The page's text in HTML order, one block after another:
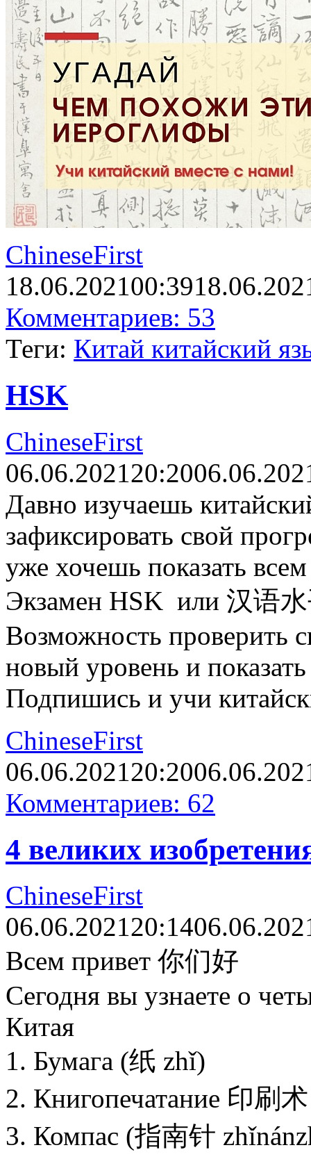
ChineseFirst
18.06.202100:39
Комментариев: 53
Теги: Китай китайский
HSK
ChineseFirst
06.06.202120:20
Давно изучаешь
зафиксировать свой
уже хочешь показать
Экзамен HSK или 汉语
Возможность проверить
новый уровень и
Подпишись и учи
ChineseFirst
06.06.202120:20
Комментариев: 62
4 великих
ChineseFirst
06.06.202120:14
Всем привет 你们好
Сегодня вы узнаете о
Китая
1. Бумага (纸 zhǐ)
2. Книгопечатание 印刷
3. Компас (指南针